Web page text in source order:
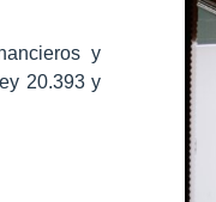
y
20.393 y